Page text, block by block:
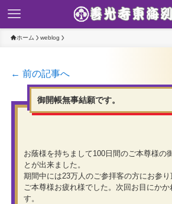
ホーム weblog
← 前の記事へ
御開帳無事結願です。
お蔭様を持ちまして100日間のご本尊様の
とが出来ました。
期間中には23万人のご参拝客の方にお参り
ご本尊様お疲れ様でした。次回お目にか
す。